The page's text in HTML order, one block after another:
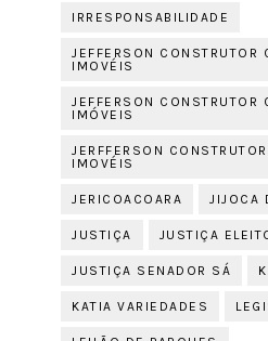
IRRESPONSABILIDADE
JEFFERSON CONSTRUTOR
IMOVÉIS
JEFFERSON CONSTRUTOR
IMÓVEIS
JERFFERSON
IMOVÉIS
JERICOACOARA JIJOCA
JUSTIÇA JUSTIÇA
JUSTIÇA SENADOR SÁ
KATIA VARIEDADES